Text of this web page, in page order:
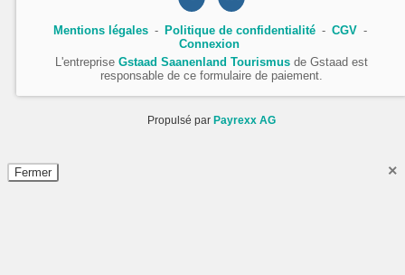
Mentions légales Politique de confidentialité
CGV
Connexion
L'entreprise Gstaad Saanenland Tourismus de Gstaad est
responsable de ce formulaire de paiement.
Propulsé par Payrexx AG
×
Fermer